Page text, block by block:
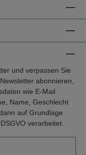
und verpassen Sie
abonnieren,
wie E-Mail
Name, Geschlecht
auf Grundlage
verarbeitet.